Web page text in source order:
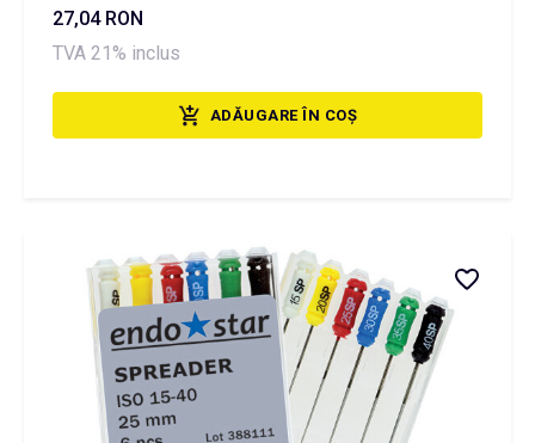
27,04 RON
TVA 21% inclus
ADĂUGARE ÎN COȘ